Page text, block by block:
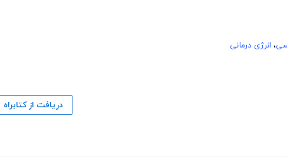
، انرژی درمانی
دریافت از کتابراه